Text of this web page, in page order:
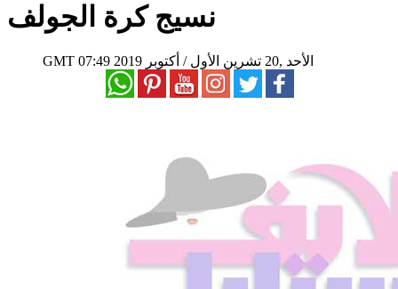
نسيج كرة الجولف
GMT 07:49 2019 الأحد ,20 تشرين الأول / أكتوبر